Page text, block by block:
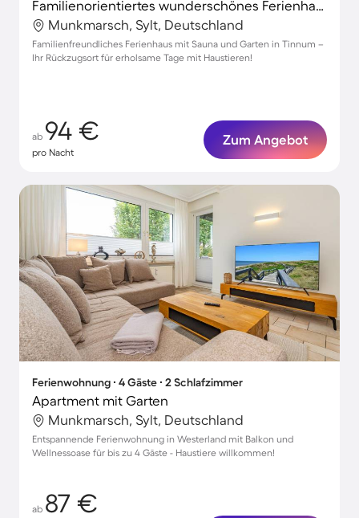
Familienorientiertes wunderschönes Ferienhaus mit Terrasse, Sauna und Garten | Hunde erlaubt
Munkmarsch, Sylt, Deutschland
Familienfreundliches Ferienhaus mit Sauna und Garten in Tinnum –
Ihr Rückzugsort für erholsame Tage mit Haustieren!
ab 94 €
pro Nacht
Zum Angebot
Ferienwohnung ∙ 4 Gäste ∙ 2 Schlafzimmer
Apartment mit Garten
Munkmarsch, Sylt, Deutschland
Entspannende Ferienwohnung in Westerland mit Balkon und
Wellnessoase für bis zu 4 Gäste - Haustiere willkommen!
ab 87 €